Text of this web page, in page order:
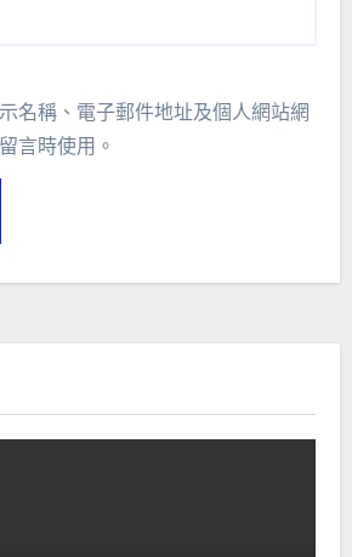
名稱、電子郵件地址及個人網站網
言時使用。